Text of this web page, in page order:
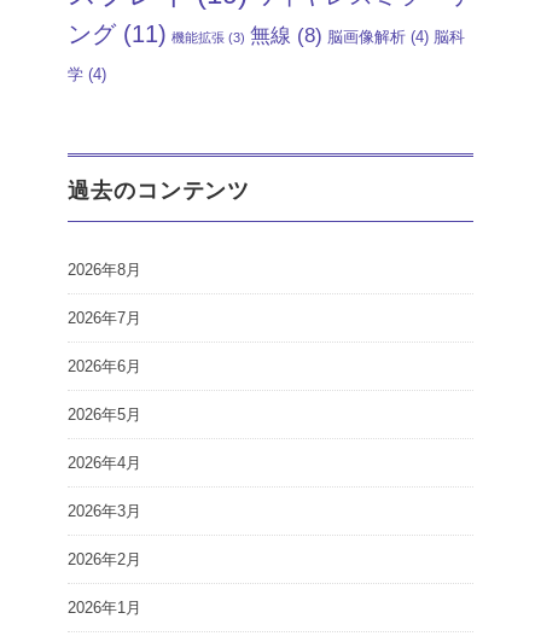
ング(11) 機能拡張 (3) 無線 (8) 脳画像解析 (4) 脳科
学 (4)
過去のコンテンツ
2026年8月
2026年7月
2026年6月
2026年5月
2026年4月
2026年3月
2026年2月
2026年1月